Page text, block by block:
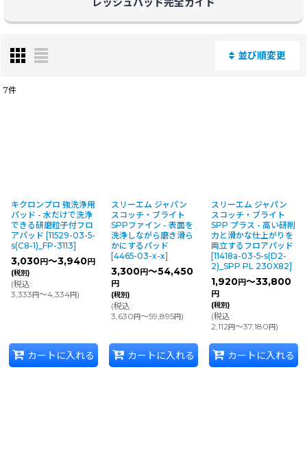
並び順変更
7件
キクロンプロ 強洗浄用
パッド - 水だけで洗浄
できる研磨粒子付フロ
アパッド [11529-03-5-
s(C8-1)_FP-3113]
3,030円～3,940円
(税別)
(税込:
3,333円～4,334円)
カートに入れる
スリーエム ジャパン
スコッチ・ブライト
SPPファイン - 表面を
洗浄しながら磨き滑ら
かにするパッド
[4465-03-x-x]
3,300円～54,450
円
(税別)
(税込:
3,630円～59,895円)
カートに入れる
スリーエム ジャパン
スコッチ・ブライト
SPP プラス - 高い研削
力と滑かな仕上がりを
両立するフロアパッド
[11418a-03-5-s(D2-
2)_SPP PL 230X82]
1,920円～33,800
円
(税別)
(税込:
2,112円～37,180円)
カートに入れる